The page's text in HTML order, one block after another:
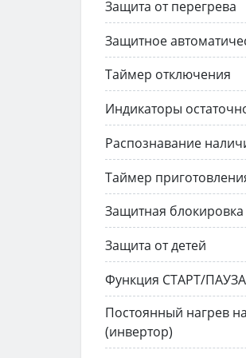
Защита от перегрева
Защитное
Таймер отключения
Индикаторы
Распознавание
Таймер
Защитная блокировка
Защита от детей
Функция СТАРТ/ПАУЗА
Постоянный нагрев
(инвертор)